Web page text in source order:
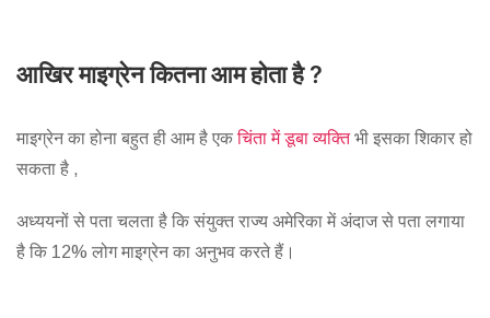
आखिर माइग्रेन कितना आम होता है ?
माइग्रेन का होना बहुत ही आम है एकचिंता में डूबा व्यक्तिभी इसका शिकार हो
सकता है ,
अध्ययनों से पता चलता है कि संयुक्त राज्य अमेरिका में अंदाज से पता लगाया
है कि 12% लोग माइग्रेन का अनुभव करते हैं।